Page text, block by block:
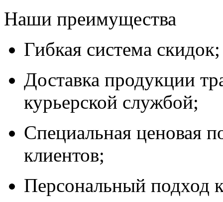
Наши преимущества
Гибкая система скидок;
Доставка продукции
курьерской службой;
Специальная ценовая
клиентов;
Персональный подход